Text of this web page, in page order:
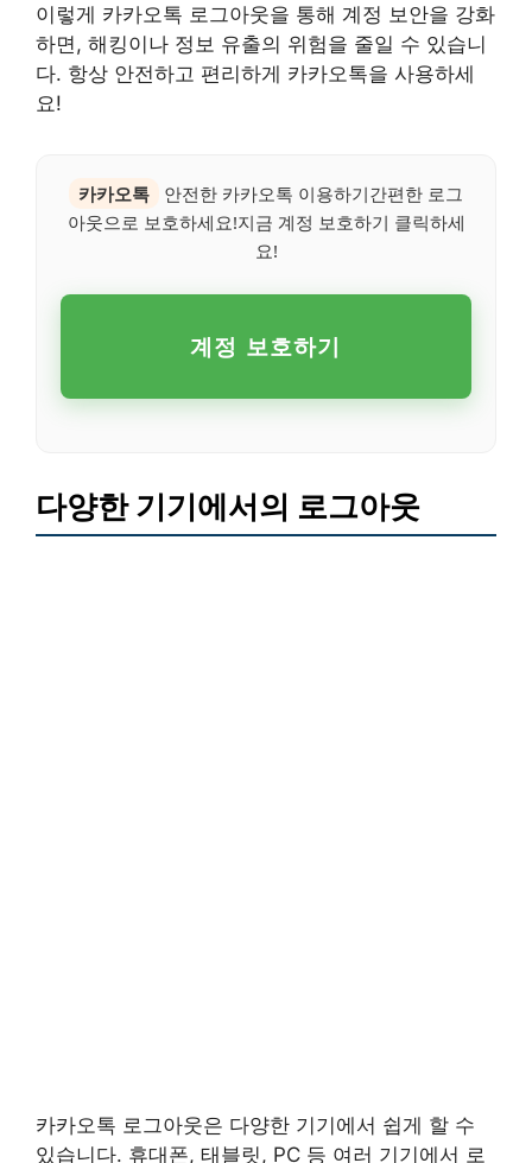
이렇게 카카오톡 로그아웃을 통해 계정 보안을 강화
하면, 해킹이나 정보 유출의 위험을 줄일 수 있습니
다. 항상 안전하고 편리하게 카카오톡을 사용하세
요!
카카오톡
안전한 카카오톡 이용하기간편한 로그
아웃으로 보호하세요!지금 계정 보호하기 클릭하세
요!
계정 보호하기
다양한 기기에서의 로그아웃
카카오톡 로그아웃은 다양한 기기에서 쉽게 할 수
있습니다. 휴대폰, 태블릿, PC 등 여러 기기에서 로